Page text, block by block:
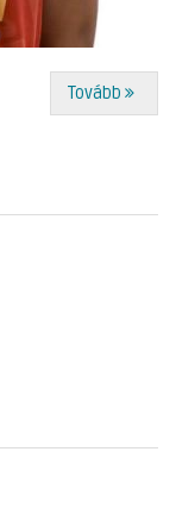
Tovább